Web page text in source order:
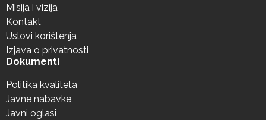
Misija i vizija
Kontakt
Uslovi korištenja
Izjava o privatnosti
Dokumenti
Politika kvaliteta
Javne nabavke
Javni oglasi